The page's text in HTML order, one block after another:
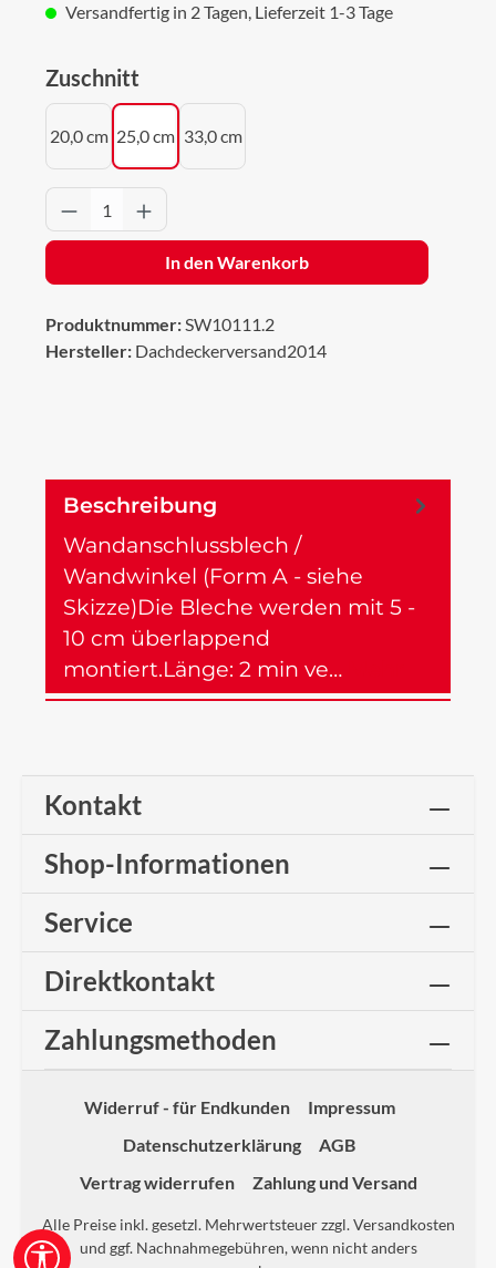
Versandfertig in 2 Tagen, Lieferzeit 1-3 Tage
Zuschnitt
20,0 cm 25,0 cm 33,0 cm
Produkt Anzahl: Gib den gewünschten
In den Warenkorb
Produktnummer:SW10111.2
Hersteller: Dachdeckerversand2014
Beschreibung
Wandanschlussblech /
Wandwinkel (Form A - siehe
Skizze)Die Bleche werden mit 5 -
10 cm überlappend
montiert.Länge: 2 min ve…
Kontakt
Shop-Informationen
Service
Direktkontakt
Zahlungsmethoden
Widerruf - für Endkunden
Impressum
Datenschutzerklärung
AGB
Vertrag widerrufen
Zahlung und Versand
Alle Preise inkl. gesetzl. Mehrwertsteuer zzgl.Versandkosten
und ggf. Nachnahmegebühren, wenn nicht anders
Werkzeugleiste anzeigen